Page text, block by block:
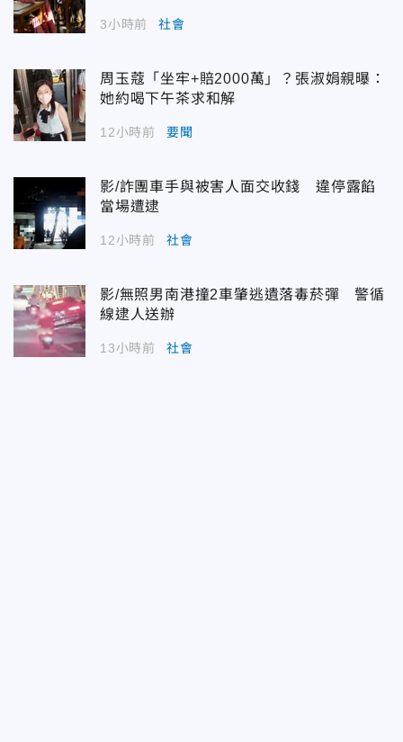
3小時前 社會
周玉蔻「坐牢+賠2000萬」？張淑娟親曝：
她約喝下午茶求和解
12小時前 要聞
影/詐團車手與被害人面交收錢 違停露餡
當場遭逮
12小時前 社會
影/無照男南港撞2車肇逃遺落毒菸彈 警循
線逮人送辦
13小時前 社會